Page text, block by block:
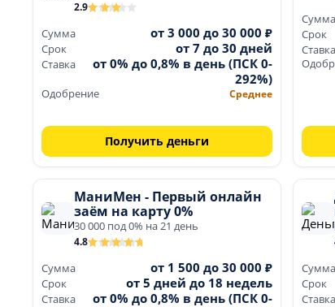
2.9
Сумма от 3 000 до 30 000 ₽
Срок от 7 до 30 дней
Ставка
от 0% до 0,8% в день (ПСК 0-
292%)
Одобрение Среднее
Получить деньги
Сумма
Срок
Ставка
МаниМен - Первый онлайн
заём на карту 0%
30 000 под 0% на 21 день
4.8
Сумма от 1 500 до 30 000 ₽
Срок от 5 дней до 18 недель
Ставка
от 0% до 0,8% в день (ПСК 0-
Сумма
Срок
Ставка